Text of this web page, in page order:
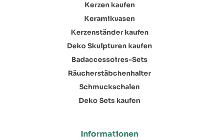
Kerzen kaufen
Keramikvasen
Kerzenständer kaufen
Deko Skulpturen kaufen
Badaccessoires-Sets
Räucherstäbchenhalter
Schmuckschalen
Deko Sets kaufen
Informationen